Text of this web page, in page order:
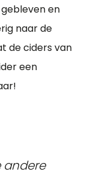
en
naar de
de ciders van
een
andere